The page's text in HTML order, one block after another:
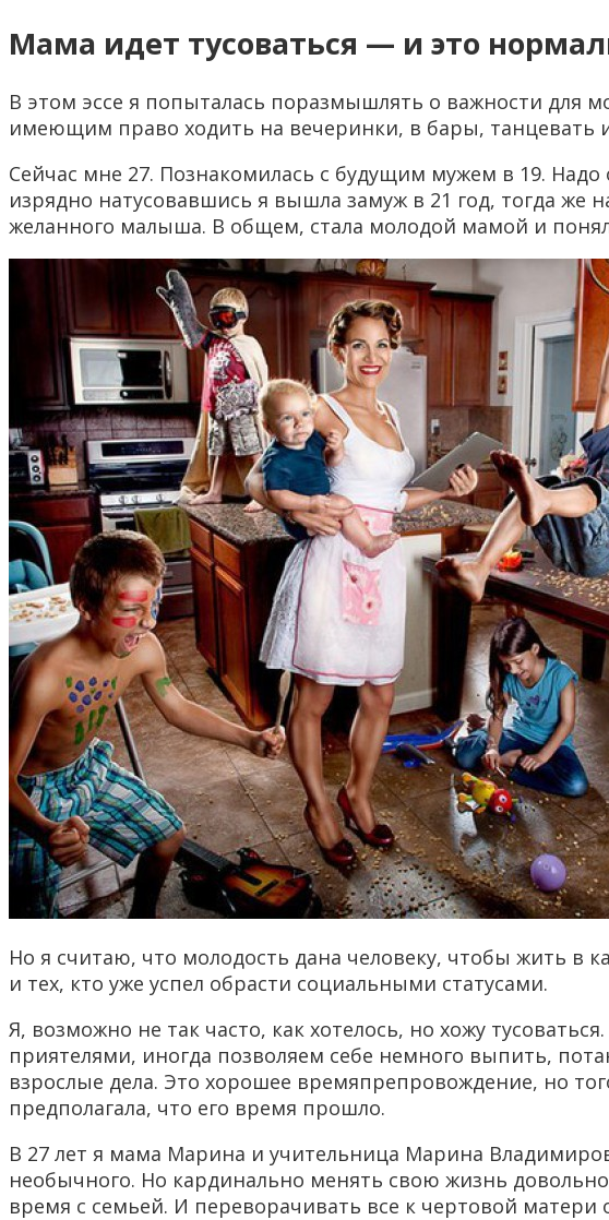
Мама идет тусоваться — и это
В этом эссе я попыталась поразмышлять о важности для
имеющим право ходить на вечеринки, в бары, танцевать
Сейчас мне 27. Познакомилась с будущим мужем в 19.
изрядно натусовавшись я вышла замуж в 21 год, тогда же
желанного малыша. В общем, стала молодой мамой и
Но я считаю, что молодость дана человеку, чтобы жить в
и тех, кто уже успел обрасти социальными статусами.
Я, возможно не так часто, как хотелось, но хожу
приятелями, иногда позволяем себе немного выпить,
взрослые дела. Это хорошее времяпрепровождение, но
предполагала, что его время прошло.
В 27 лет я мама Марина и учительница Марина
необычного. Но кардинально менять свою жизнь
время с семьей. И переворачивать все к чертовой